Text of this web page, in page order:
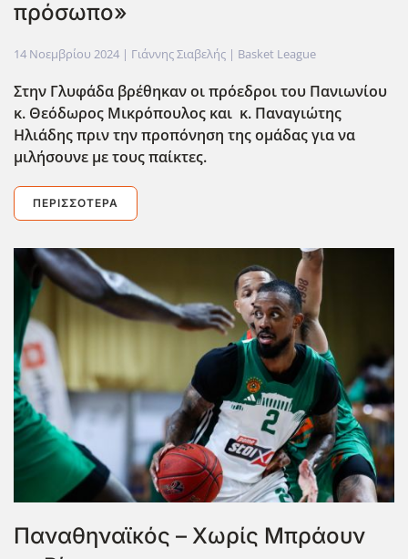
πρόσωπο»
14 Νοεμβρίου 2024 | Γιάννης Σιαβελής | Basket League
Στην Γλυφάδα βρέθηκαν οι πρόεδροι του Πανιωνίου
κ. Θεόδωρος Μικρόπουλος και κ. Παναγιώτης
Ηλιάδης πριν την προπόνηση της ομάδας για να
μιλήσουνε με τους παίκτες.
ΠΕΡΙΣΣΌΤΕΡΑ
Παναθηναϊκός – Χωρίς Μπράουν